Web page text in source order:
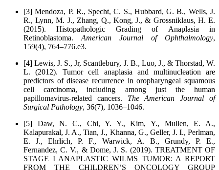
[3] Mendoza, P. R., Specht, C. S., Hubbard, G. B., Wells, J.
R., Lynn, M. J., Zhang, Q., Kong, J., & Grossniklaus, H. E.
(2015). Histopathologic Grading of Anaplasia in
Retinoblastoma.American Journal of Ophthalmology,
159(4), 764–776.e3.
[4] Lewis, J. S., Jr, Scantlebury, J. B., Luo, J., & Thorstad, W.
L. (2012). Tumor cell anaplasia and multinucleation are
predictors of disease recurrence in oropharyngeal squamous
cell carcinoma, including among just the human
papillomavirus-related cancers. The American Journal of
Surgical Pathology, 36(7), 1036–1046.
[5] Daw, N. C., Chi, Y. Y., Kim, Y., Mullen, E. A.,
Kalapurakal, J. A., Tian, J., Khanna, G., Geller, J. I., Perlman,
E. J., Ehrlich, P. F., Warwick, A. B., Grundy, P. E.,
Fernandez, C. V., & Dome, J. S. (2019). TREATMENT OF
STAGE I ANAPLASTIC WILMS TUMOR: A REPORT
FROM THE CHILDREN’S ONCOLOGY GROUP